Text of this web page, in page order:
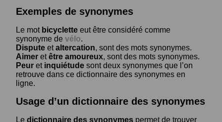
Exemples de synonymes
Le mot bicyclette eut être considéré comme
synonyme de vélo.
Dispute etaltercation, sont des mots synonymes.
Aimer etêtre amoureux, sont des mots synonymes.
Peur et inquiétude sont deux synonymes que l’on
retrouve dans ce dictionnaire des synonymes en
ligne.
Usage d’un dictionnaire des synonymes
Le dictionnaire des synonymes permet de trouver